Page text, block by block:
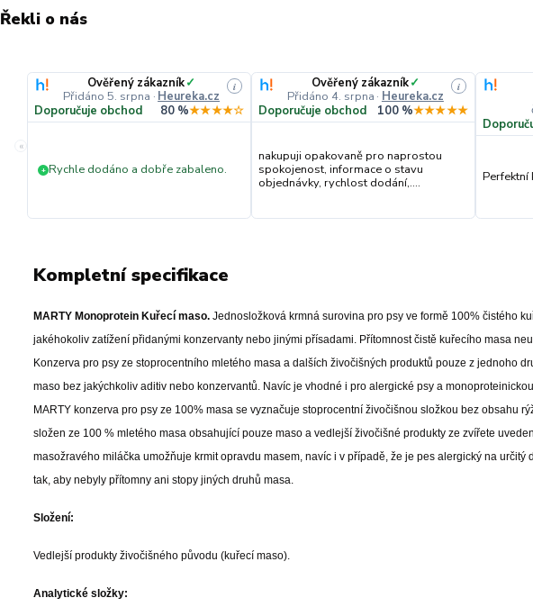
Řekli o nás
«
Ověřený zákazník✓
Přidáno 5. srpna · Heureka.cz
i
Doporučuje obchod 80 %★★★★☆
+ Rychle dodáno a dobře zabaleno.
Ověřený zákazník✓
Přidáno 4. srpna · Heureka.cz
i
Doporučuje obchod 100 %★★★★★
nakupuji opakovaně pro naprostou
spokojenost, informace o stavu
objednávky, rychlost dodání,....
Perfektní
Kompletní specifikace
MARTY Monoprotein Kuřecí maso. Jednosložková krmná surovina pro psy ve formě 100% čistého
jakéhokoliv zatížení přidanými konzervanty nebo jinými přísadami. Přítomnost čistě kuřecího masa
Konzerva pro psy ze stoprocentního mletého masa a dalších živočišných produktů pouze z jednoho
maso bez jakýchkoliv aditiv nebo konzervantů. Navíc je vhodné i pro alergické psy a
MARTY konzerva pro psy ze 100% masa se vyznačuje stoprocentní živočišnou složkou bez obsahu
složen ze 100 % mletého masa obsahující pouze maso a vedlejší živočišné produkty ze zvířete
masožravého miláčka umožňuje krmit opravdu masem, navíc i v případě, že je pes alergický na
tak, aby nebyly přítomny ani stopy jiných druhů masa.
Složení:
Vedlejší produkty živočišného původu (kuřecí maso).
Analytické složky: